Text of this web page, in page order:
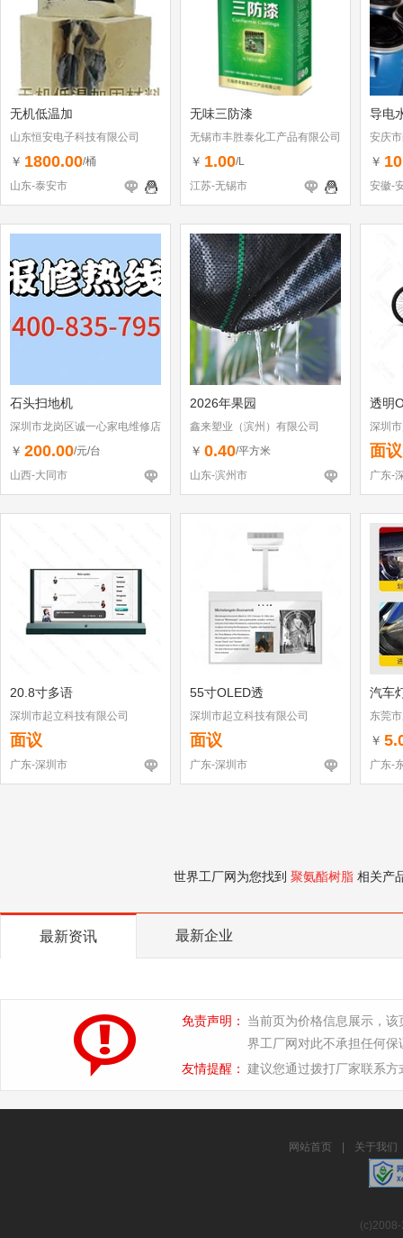
无机低温加
山东恒安电子科技有限公司
￥ 1800.00/桶
山东-泰安市
无味三防漆
无锡市丰胜泰化工产品有限公司
￥ 1.00/L
江苏-无锡市
导电
安庆
司
￥
安徽-
石头扫地机
深圳市龙岗区诚一心家电维修店
（个体工商户）
￥ 200.00/元/台
山西-大同市
2026年果园
鑫来塑业（滨州）有限公司
￥ 0.40/平方米
山东-滨州市
透明
深圳
面议
广东-
20.8寸多语
深圳市起立科技有限公司
面议
广东-深圳市
55寸OLED透
深圳市起立科技有限公司
面议
广东-深圳市
汽车
东莞
￥
广东-
世界工厂网为您找到 聚氨酯树脂 相关产
最新资讯 最新企业
免责声明：
当前页为价格信息展示，
界工厂网对此不承担任何保
友情提醒： 建议您通过拨打厂家联系
网站首页 关于我们